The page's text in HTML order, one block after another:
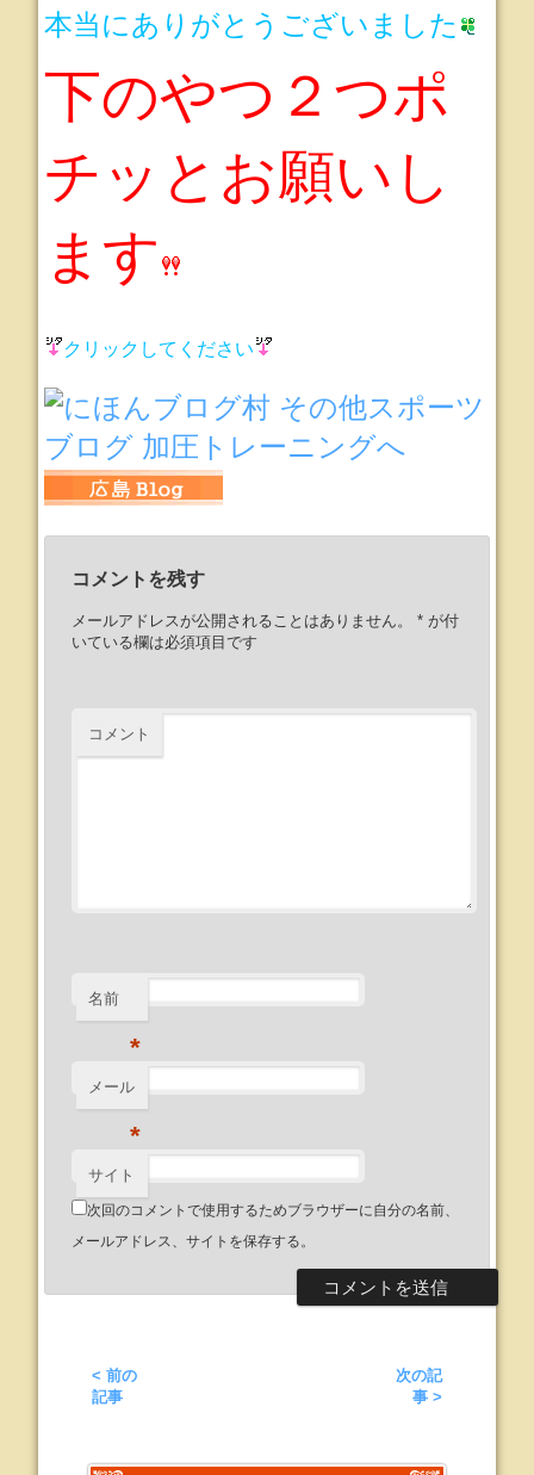
本当にありがとうございました
下のやつ２つポ
チッとお願いし
ます
クリックしてください
コメントを残す
メールアドレスが公開されることはありません。 *が付
いている欄は必須項目です
コメント
名前
*
メール
*
サイト
次回のコメントで使用するためブラウザーに自分の名前、
メールアドレス、サイトを保存する。
< 前の
記事
次の記
事 >